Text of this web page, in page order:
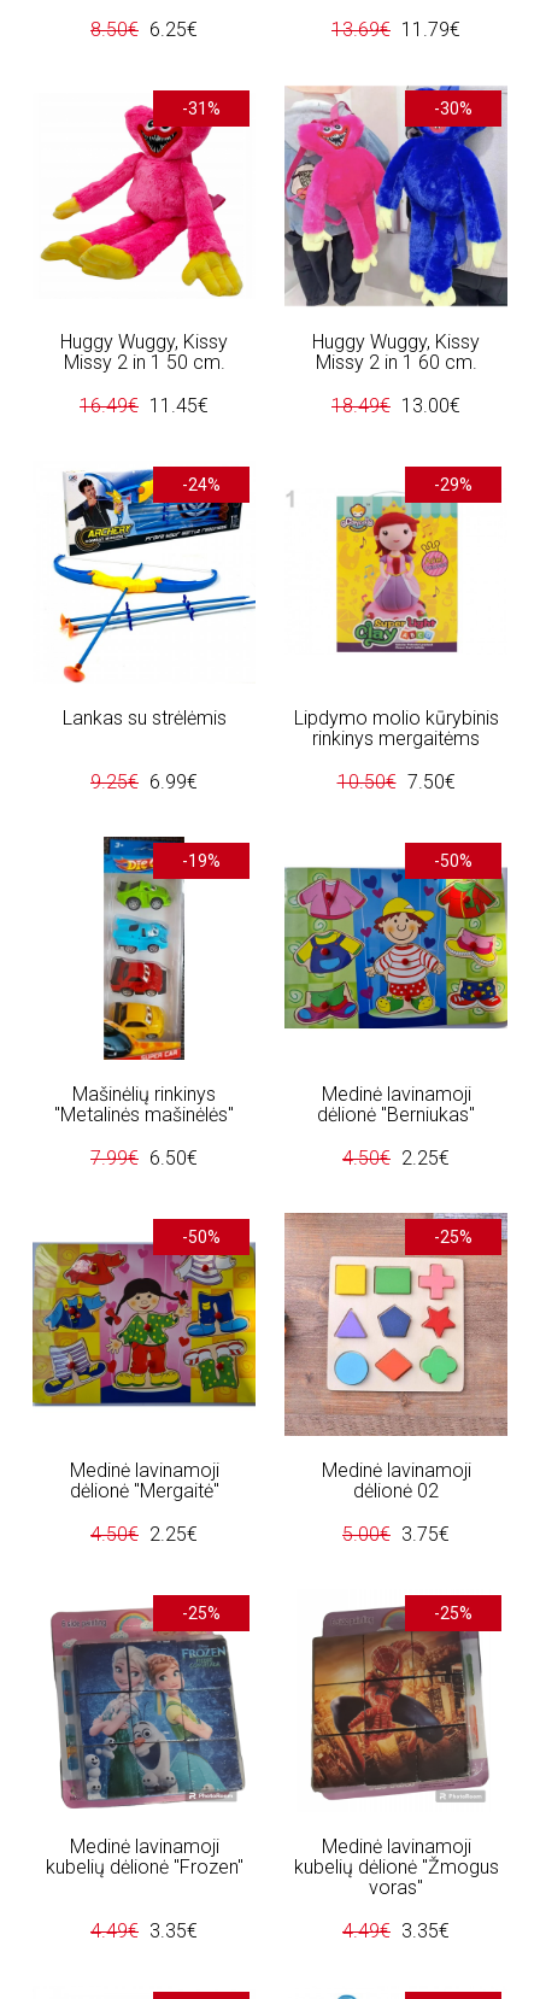
8.50€ 6.25€
13.69€ 11.79€
-31%
Huggy Wuggy, Kissy
Missy 2 in 1 50 cm.
16.49€ 11.45€
-30%
Huggy Wuggy, Kissy
Missy 2 in 1 60 cm.
18.49€ 13.00€
-24%
Lankas su strėlėmis
9.25€ 6.99€
-29%
Lipdymo molio kūrybinis
rinkinys mergaitėms
10.50€ 7.50€
-19%
Mašinėlių rinkinys
"Metalinės mašinėlės"
7.99€ 6.50€
-50%
Medinė lavinamoji
dėlionė "Berniukas"
4.50€ 2.25€
-50%
Medinė lavinamoji
dėlionė "Mergaitė"
4.50€ 2.25€
-25%
Medinė lavinamoji
dėlionė 02
5.00€ 3.75€
-25%
Medinė lavinamoji
kubelių dėlionė "Frozen"
4.49€ 3.35€
-25%
Medinė lavinamoji
kubelių dėlionė "Žmogus
voras"
4.49€ 3.35€